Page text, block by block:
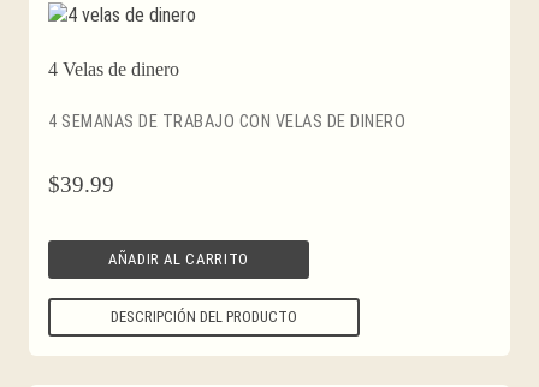
4 Velas de dinero
4 SEMANAS DE TRABAJO CON VELAS DE DINERO
$39.99
AÑADIR AL CARRITO
DESCRIPCIÓN DEL PRODUCTO